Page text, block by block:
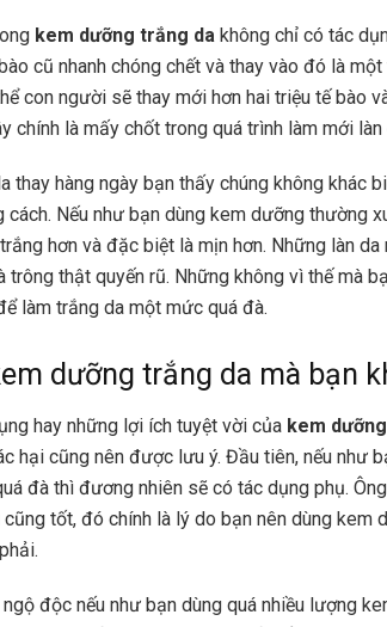
kem dưỡng trắng da không chỉ có tác
cũ nhanh chóng chết và thay vào đó là
con người sẽ thay mới hơn hai triệu tế bào
chính là mấy chốt trong quá trình làm mới làn
thay hàng ngày bạn thấy chúng không khác
Nếu như bạn dùng kem dưỡng thường
hơn và đặc biệt là mịn hơn. Những làn
trông thật quyến rũ. Những không vì thế mà
làm trắng da một mức quá đà.
dưỡng trắng da mà bạn
hay những lợi ích tuyệt vời của kem
hại cũng nên được lưu ý. Đầu tiên, nếu như
đà thì đương nhiên sẽ có tác dụng phụ.
cũng tốt, đó chính là lý do bạn nên dùng kem
độc nếu như bạn dùng quá nhiều lượng